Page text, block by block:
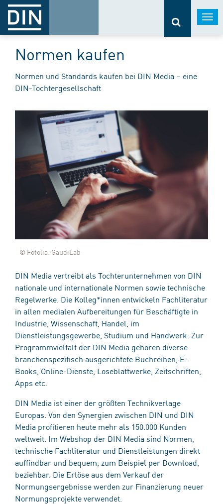
Normen kaufen
Normen und Standards kaufen bei DIN Media – eine
DIN-Tochtergesellschaft
© Fotolia: GaudiLab
DIN Media vertreibt als Tochterunternehmen von DIN
nationale und internationale Normen sowie technische
Regelwerke. Die Kolleg*innen entwickeln Fachliteratur
in allen medialen Aufbereitungen für Beschäftigte in
Industrie, Wissenschaft, Handel, im
Dienstleistungsgewerbe, Studium und Handwerk. Zur
Programmvielfalt der DIN Media gehören diverse
branchenspezifisch ausgerichtete Buchreihen, E-
Books, Online-Dienste, Loseblattwerke, Zeitschriften,
Apps etc.
DIN Media ist einer der größten Technikverlage
Europas. Von den Synergien zwischen DIN und DIN
Media profitieren heute mehr als 150.000 Kunden
weltweit. Im Webshop der DIN Media sind Normen,
technische Fachliteratur und Dienstleistungen direkt
auffindbar und bequem, zum Beispiel per Download,
beziehbar. Die Erlöse aus dem Verkauf der
Normungsergebnisse werden zur Finanzierung neuer
Normungsprojekte verwendet.